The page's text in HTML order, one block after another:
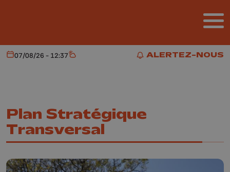
ALERTEZ-NOUS
ALERTEZ-NOUS
Aujourd'hui
07/08/26 - 12:37 Météo
Plan Stratégique
Transversal